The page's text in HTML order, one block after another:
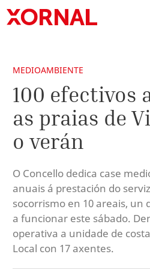
MEDIOAMBIENTE
100 efectivos
as praias de
o verán
O Concello dedica case
anuais á prestación do
socorrismo en 10 areais, un
a funcionar este sábado.
operativa a unidade de
Local con 17 axentes.